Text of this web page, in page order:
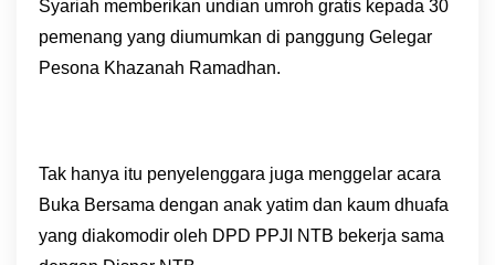
Syariah memberikan undian umroh gratis kepada 30
pemenang yang diumumkan di panggung Gelegar
Pesona Khazanah Ramadhan.
Tak hanya itu penyelenggara juga menggelar acara
Buka Bersama dengan anak yatim dan kaum dhuafa
yang diakomodir oleh DPD PPJI NTB bekerja sama